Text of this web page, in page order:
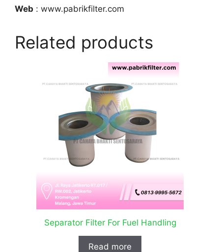
Web : www.pabrikfilter.com
Related products
Separator Filter For Fuel Handling
Read more